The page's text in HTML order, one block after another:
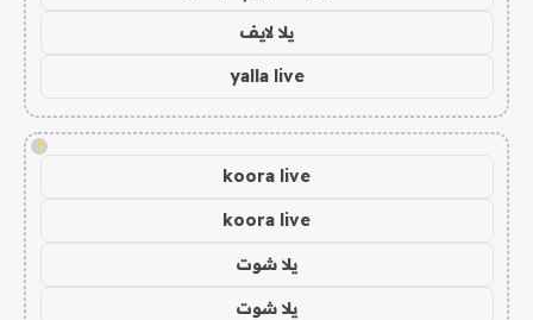
يلا لايف
yalla live
!
koora live
koora live
يلا شوت
يلا شوت